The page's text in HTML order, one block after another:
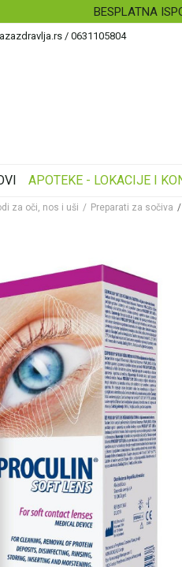
/ 0631105804
APOTEKE - LOKACIJE I
za oči, nos i uši Preparati za sočiva